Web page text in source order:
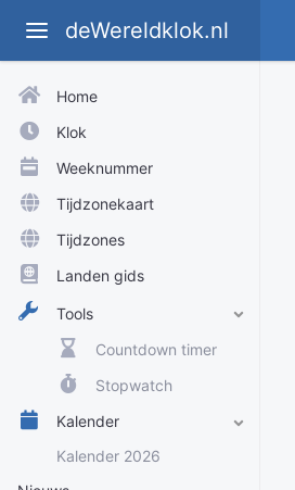
deWereldklok.nl
Home
Klok
Weeknummer
Tijdzonekaart
Tijdzones
Landen gids
Tools
Countdown timer
Stopwatch
Kalender
Kalender 2026